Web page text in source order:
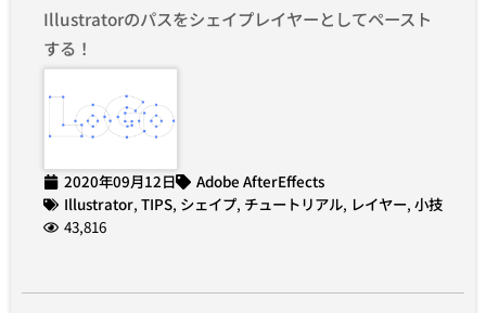
Illustratorのパスをシェイプレイヤーとしてペースト
する！
2020年09月12日
Adobe AfterEffects
Illustrator, TIPS, シェイプ, チュートリアル, レイヤー, 小技
43,816